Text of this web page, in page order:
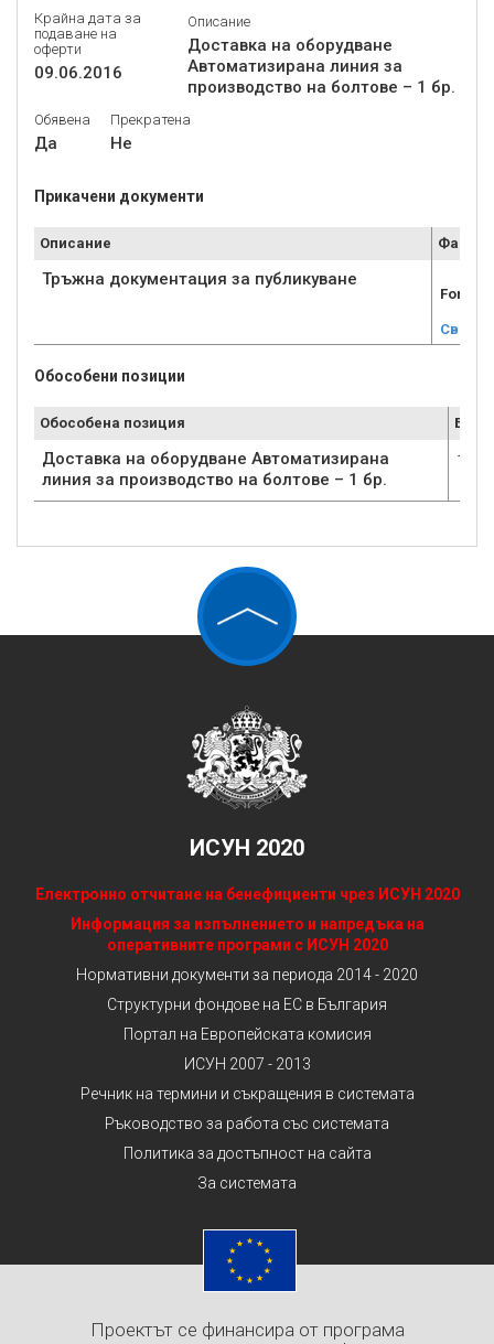
Крайна дата за
подаване на
оферти
09.06.2016
Описание
Доставка на оборудване
Автоматизирана линия за
производство на болтове – 1 бр.
Обявена
Да
Прекратена
Не
Прикачени документи
Описание Файл
Тръжна документация за публикуване
For
Свали
Обособени позиции
Обособена позиция Брой
Доставка на оборудване Автоматизирана
линия за производство на болтове – 1 бр.
1
ИСУН 2020
Електронно отчитане на бенефициенти чрез ИСУН 2020
Информация за изпълнението и напредъка на
оперативните програми с ИСУН 2020
Нормативни документи за периода 2014 - 2020
Структурни фондове на ЕС в България
Портал на Европейската комисия
ИСУН 2007 - 2013
Речник на термини и съкращения в системата
Ръководство за работа със системата
Политика за достъпност на сайта
За системата
Проектът се финансира от програма